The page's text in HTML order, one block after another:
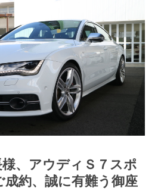
、アウディＳ７スポ
成約、誠に有難う御座